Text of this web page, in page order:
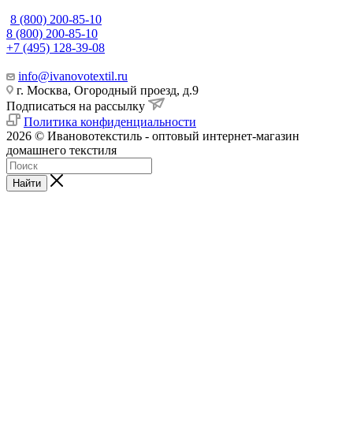
8 (800) 200-85-10
8 (800) 200-85-10
+7 (495) 128-39-08
info@ivanovotextil.ru
г. Москва, Огородный проезд, д.9
Подписаться на рассылку
Политика конфиденциальности
2026 © Ивановотекстиль - оптовый интернет-магазин
домашнего текстиля
Найти